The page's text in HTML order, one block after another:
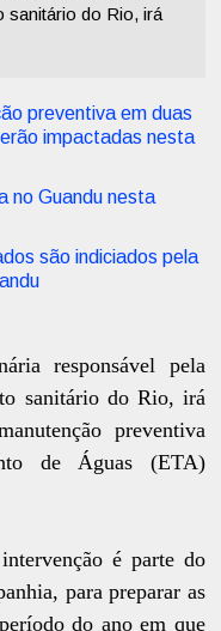
sanitário do Rio, irá
preventiva em duas
impactadas nesta
no Guandu nesta
são indiciados pela
responsável pela
sanitário do Rio, irá
preventiva
de Águas (ETA)
é parte do
para preparar as
do ano em que